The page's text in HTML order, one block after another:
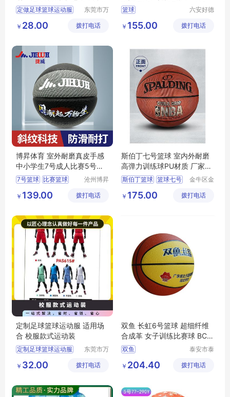
成年
定做足球篮球运动服
东莞市万
衣厂
￥ 28.00 拨打电话
球灰紫色
篮球
六安好德
公司
￥ 155.00 拨打电话
博昇体育 室外耐磨真皮手感
中小学生7号成人比赛5号篮
球
7号篮球 比赛篮球
训练篮球
沧州博昇
有限公司
￥ 139.00 拨打电话
斯伯丁七号篮球 室内外耐磨
高弹力训练球PU材质 厂家批
发
斯伯丁篮球 篮球七号
金牛区金
品销售部
￥ 175.00 拨打电话
定制足球篮球运动服 适用场
合 校服款式运动装
定制足球篮球运动服
东莞市万
衣厂
￥ 32.00 拨打电话
双鱼 长虹6号篮球 超细纤维
合成革 女子训练比赛球 BC6
00A-6号球
双鱼
泰安市泰
瑞特健身
￥ 204.40 拨打电话